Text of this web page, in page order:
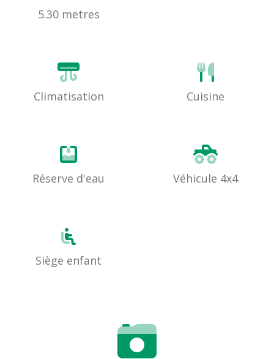
5.30 metres
Climatisation Cuisine
Réserve d'eau Véhicule 4x4
Siège enfant